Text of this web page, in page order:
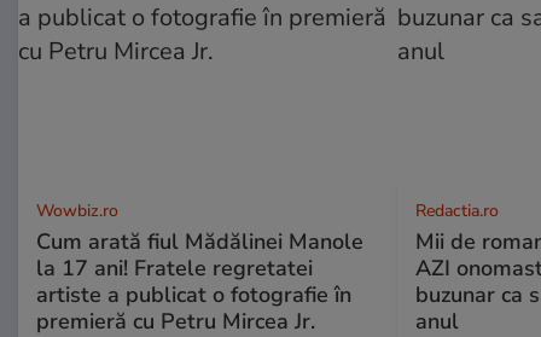
Wowbiz.ro
Cum arată fiul Mădălinei Manole
la 17 ani! Fratele regretatei
artiste a publicat o fotografie în
premieră cu Petru Mircea Jr.
Redactia.ro
Mii de
AZI
buzunar ca
anul